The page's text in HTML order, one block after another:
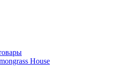
House